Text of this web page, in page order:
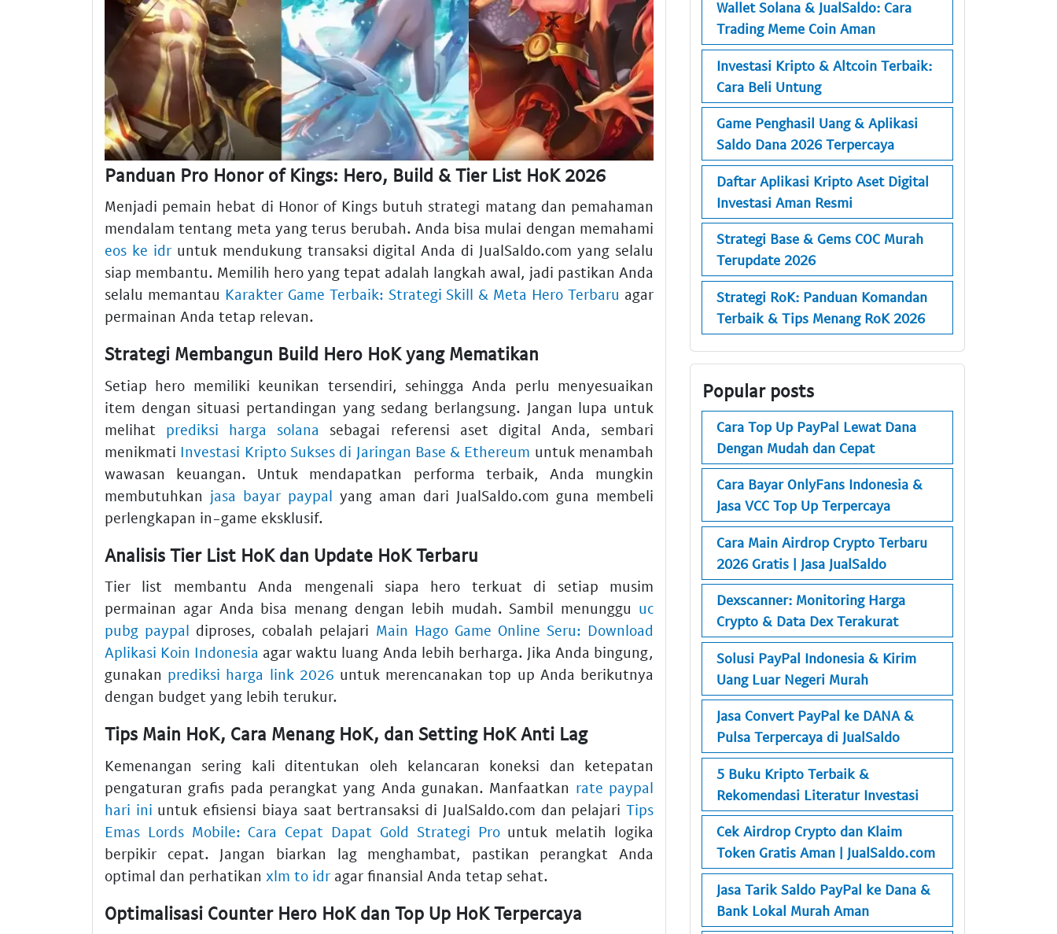
Panduan Pro Honor of Kings: Hero, Build & Tier List HoK 2026
Menjadi pemain hebat di Honor of Kings butuh strategi matang dan pemahaman
mendalam tentang meta yang terus berubah. Anda bisa mulai dengan memahami
eos ke idruntuk mendukung transaksi digital Anda di JualSaldo.com yang selalu
siap membantu. Memilih hero yang tepat adalah langkah awal, jadi pastikan Anda
selalu memantau Karakter Game Terbaik: Strategi Skill & Meta Hero Terbaru agar
permainan Anda tetap relevan.
Strategi Membangun Build Hero HoK yang Mematikan
Setiap hero memiliki keunikan tersendiri, sehingga Anda perlu menyesuaikan
item dengan situasi pertandingan yang sedang berlangsung. Jangan lupa untuk
melihat prediksi harga solana
sebagai referensi aset digital Anda, sembari
menikmati Investasi Kripto Sukses di Jaringan Base & Ethereum untuk menambah
wawasan keuangan. Untuk mendapatkan performa terbaik, Anda mungkin
membutuhkan jasa bayar paypal yang aman dari JualSaldo.com guna membeli
perlengkapan in-game eksklusif.
Analisis Tier List HoK dan Update HoK Terbaru
Tier list membantu Anda mengenali siapa hero terkuat di setiap musim
permainan agar Anda bisa menang dengan lebih mudah. Sambil menunggu uc
pubg paypal diproses, cobalah pelajari Main Hago Game Online Seru: Download
Aplikasi Koin Indonesia agar waktu luang Anda lebih berharga. Jika Anda bingung,
gunakan prediksi harga link 2026 untuk merencanakan top up Anda berikutnya
dengan budget yang lebih terukur.
Tips Main HoK, Cara Menang HoK, dan Setting HoK Anti Lag
Kemenangan sering kali ditentukan oleh kelancaran koneksi dan ketepatan
pengaturan grafis pada perangkat yang Anda gunakan. Manfaatkan rate paypal
hari ini untuk efisiensi biaya saat bertransaksi di JualSaldo.com dan pelajariTips
Emas Lords Mobile: Cara Cepat Dapat Gold Strategi Prountuk melatih logika
berpikir cepat. Jangan biarkan lag menghambat, pastikan perangkat Anda
optimal dan perhatikan xlm to idr agar finansial Anda tetap sehat.
Optimalisasi Counter Hero HoK dan Top Up HoK Terpercaya
Wallet Solana & JualSaldo: Cara
Trading Meme Coin Aman
Investasi Kripto & Altcoin Terbaik:
Cara Beli Untung
Game Penghasil Uang & Aplikasi
Saldo Dana 2026 Terpercaya
Daftar Aplikasi Kripto Aset Digital
Investasi Aman Resmi
Strategi Base & Gems COC Murah
Terupdate 2026
Strategi RoK: Panduan Komandan
Terbaik & Tips Menang RoK 2026
Popular posts
Cara Top Up PayPal Lewat Dana
Dengan Mudah dan Cepat
Cara Bayar OnlyFans Indonesia &
Jasa VCC Top Up Terpercaya
Cara Main Airdrop Crypto Terbaru
2026 Gratis | Jasa JualSaldo
Dexscanner: Monitoring Harga
Crypto & Data Dex Terakurat
Solusi PayPal Indonesia & Kirim
Uang Luar Negeri Murah
Jasa Convert PayPal ke DANA &
Pulsa Terpercaya di JualSaldo
5 Buku Kripto Terbaik &
Rekomendasi Literatur Investasi
Cek Airdrop Crypto dan Klaim
Token Gratis Aman | JualSaldo.com
Jasa Tarik Saldo PayPal ke Dana &
Bank Lokal Murah Aman